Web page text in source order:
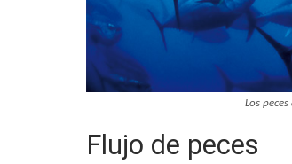
Los
Flujo de peces